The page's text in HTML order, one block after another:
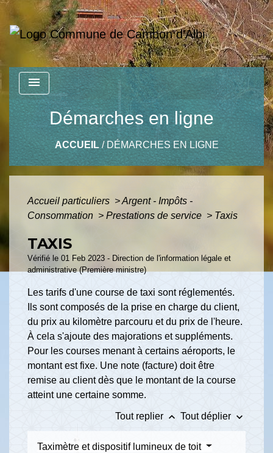
menu
Démarches en ligne
ACCUEIL/ DÉMARCHES EN LIGNE
Accueil particuliers >Argent - Impôts -
Consommation > Prestations de service > Taxis
TAXIS
Vérifié le 01 Feb 2023 - Direction de l'information légale et
administrative (Première ministre)
Les tarifs d'une course de taxi sont réglementés.
Ils sont composés de la prise en charge du client,
du prix au kilomètre parcouru et du prix de l'heure.
À cela s'ajoute des majorations et suppléments.
Pour les courses menant à certains aéroports, le
montant est fixe. Une note (facture) doit être
remise au client dès que le montant de la course
atteint une certaine somme.
Tout replier keyboard_arrow_up Tout déplier keyboard_arrow_down
Taximètre et dispositif lumineux de toit